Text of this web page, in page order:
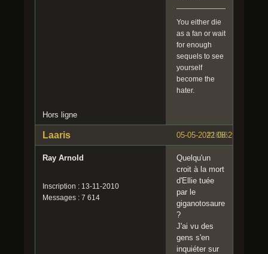
You either die
as a fan or wait
for enough
sequels to see
yourself
become the
hater.
Hors ligne
#1856
05-05-2022 08:29:58
Laaris
Ray Arnold
Inscription : 13-11-2010
Messages : 7 614
Quelqu'un
croit à la mort
d'Ellie tuée
par le
giganotosaure
?
J'ai vu des
gens s'en
inquiéter sur